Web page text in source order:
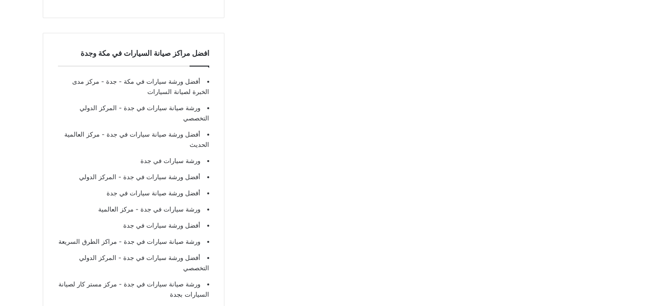
افضل مراكز صيانة السيارات في مكة وجدة
أفضل ورشة سيارات في مكة - جدة - مركز مدى
الخبرة لصيانة السيارات
ورشة صيانة سيارات في جدة - المركز الدولي
التخصصي
أفضل ورشة صيانة سيارات في جدة - مركز العالمية
الحديث
ورشة سيارات في جدة
أفضل ورشة سيارات في جدة - المركز الدولي
أفضل ورشة صيانة سيارات في جدة
ورشة سيارات في جدة - مركز العالمية
أفضل ورشة سيارات في جدة
ورشة صيانة سيارات في جدة - مراكز الطرق السريعة
أفضل ورشة سيارات في جدة - المركز الدولي
التخصصي
ورشة صيانة سيارات في جدة - مركز مستر كار لصيانة
السيارات بجدة